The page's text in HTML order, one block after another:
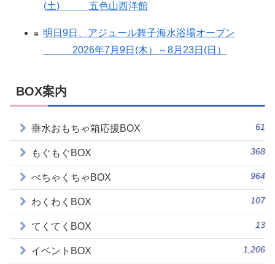
(土) 五色山西洋館
明日9日、アジュール舞子海水浴場オープン
2026年7月9日(木）～8月23日(日）
BOX案内
垂水おもちゃ箱応援BOX 61
もぐもぐBOX 368
ぺちゃくちゃBOX 964
わくわくBOX 107
てくてくBOX 13
イベントBOX 1,206